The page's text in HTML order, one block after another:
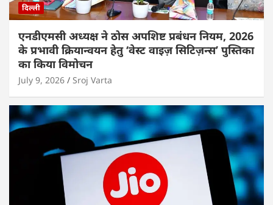
दिल्ली
एनडीएमसी अध्यक्ष ने ठोस अपशिष्ट प्रबंधन नियम, 2026
के प्रभावी क्रियान्वयन हेतु ‘वेस्ट वाइज़ सिटिज़न्स’ पुस्तिका
का किया विमोचन
July 9, 2026 Sroj Varta